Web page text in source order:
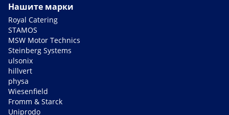
Нашите марки
Royal Catering
STAMOS
MSW Motor Technics
Steinberg Systems
ulsonix
hillvert
physa
Wiesenfield
Fromm & Starck
Uniprodo